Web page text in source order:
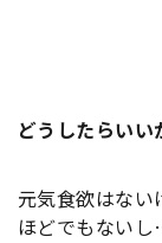
どうしたらい
元気食欲はない
ほどでもない